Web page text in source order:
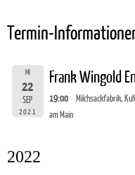
Termin-
MI
22
SEP
2021
Frank Wingold
19:00
Milchsackfabrik,
am Main
2022